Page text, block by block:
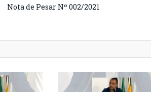
Nota de Pesar Nº 002/2021